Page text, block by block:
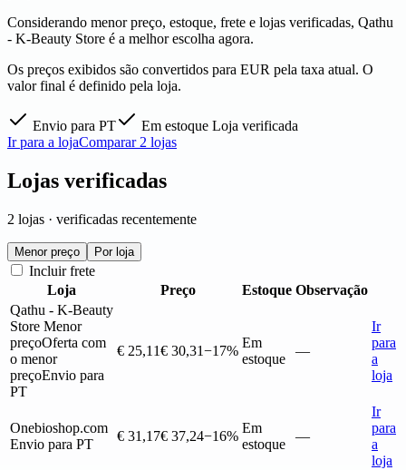
Considerando menor preço, estoque, frete e lojas verificadas, Qathu
- K-Beauty Store é a melhor escolha agora.
Os preços exibidos são convertidos para EUR pela taxa atual. O
valor final é definido pela loja.
Envio para PT Em estoque Loja verificada
Ir para a lojaComparar 2 lojas
Lojas verificadas
2 lojas · verificadas recentemente
Menor preço Por loja
Incluir frete
Loja
Preço Estoque Observação
Qathu - K-Beauty
Store Menor
preçoOferta com
o menor
preçoEnvio para
PT
€ 25,11€ 30,31−17%
Em
estoque
—
Ir
para
a
loja
Onebioshop.com
Envio para PT
€ 31,17€ 37,24−16%
Em
estoque
—
Ir
para
a
loja